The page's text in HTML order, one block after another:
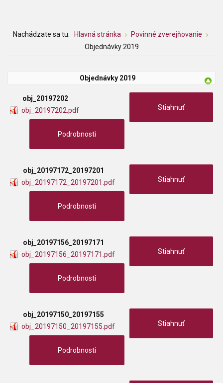
Nachádzate sa tu: Hlavná stránka
Povinné zverejňovanie
Objednávky 2019
Objednávky 2019
obj_20197202
obj_20197202.pdf
Stiahnuť
Podrobnosti
obj_20197172_20197201
obj_20197172_20197201.pdf
Stiahnuť
Podrobnosti
obj_20197156_20197171
obj_20197156_20197171.pdf
Stiahnuť
Podrobnosti
obj_20197150_20197155
obj_20197150_20197155.pdf
Stiahnuť
Podrobnosti